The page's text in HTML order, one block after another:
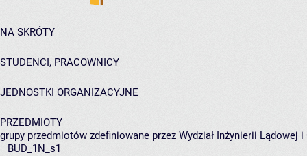
NA SKRÓTY
STUDENCI, PRACOWNICY
JEDNOSTKI ORGANIZACYJNE
PRZEDMIOTY
grupy przedmiotów zdefiniowane przez Wydział Inżynierii Lądowej
BUD_1N_s1